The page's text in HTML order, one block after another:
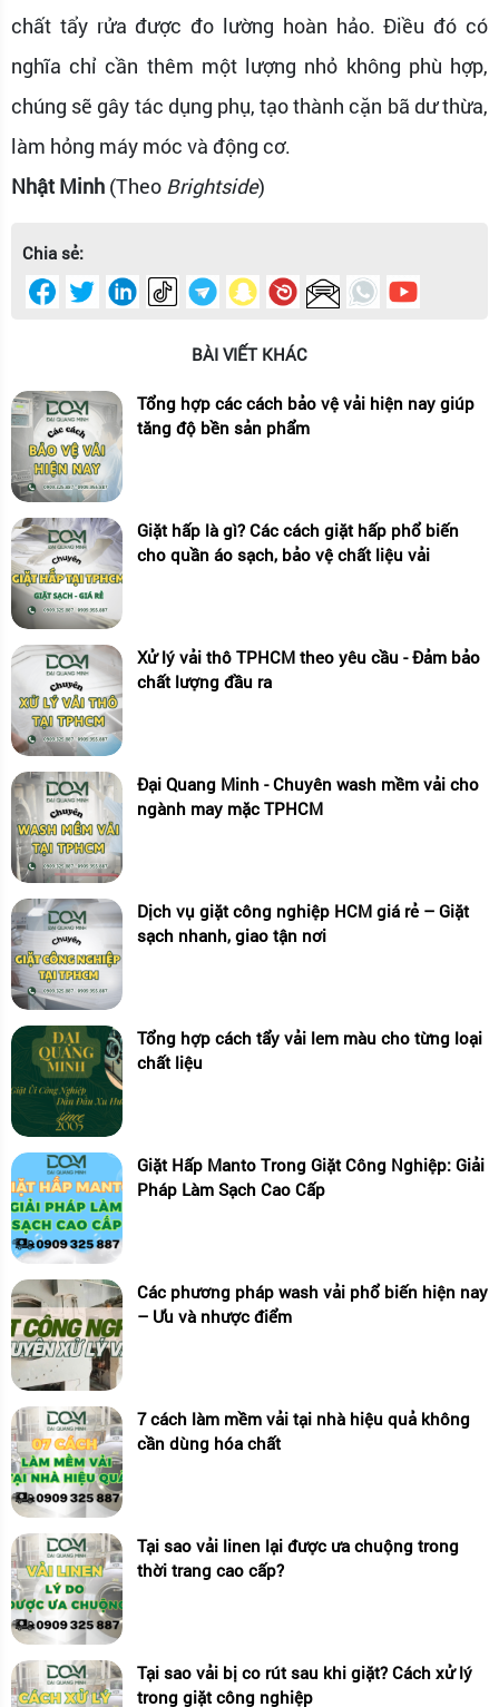
chất tẩy rửa được đo lường hoàn hảo. Điều đó có
nghĩa chỉ cần thêm một lượng nhỏ không phù hợp,
chúng sẽ gây tác dụng phụ, tạo thành cặn bã dư thừa,
làm hỏng máy móc và động cơ.
Nhật Minh (Theo Brightside)
Chia sẻ:
BÀI VIẾT KHÁC
Tổng hợp các cách bảo vệ vải hiện nay giúp
tăng độ bền sản phẩm
Giặt hấp là gì? Các cách giặt hấp phổ biến
cho quần áo sạch, bảo vệ chất liệu vải
Xử lý vải thô TPHCM theo yêu cầu - Đảm bảo
chất lượng đầu ra
Đại Quang Minh - Chuyên wash mềm vải cho
ngành may mặc TPHCM
Dịch vụ giặt công nghiệp HCM giá rẻ – Giặt
sạch nhanh, giao tận nơi
Tổng hợp cách tẩy vải lem màu cho từng loại
chất liệu
Giặt Hấp Manto Trong Giặt Công Nghiệp: Giải
Pháp Làm Sạch Cao Cấp
Các phương pháp wash vải phổ biến hiện nay
– Ưu và nhược điểm
7 cách làm mềm vải tại nhà hiệu quả không
cần dùng hóa chất
Tại sao vải linen lại được ưa chuộng trong
thời trang cao cấp?
Tại sao vải bị co rút sau khi giặt? Cách xử lý
trong giặt công nghiệp